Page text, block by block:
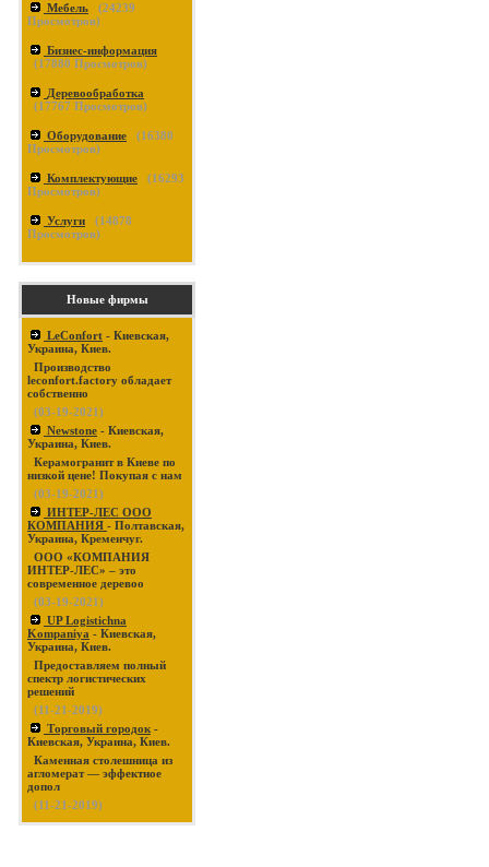
Мебель (24239
Просмотров)
Бизнес-информация
(17880 Просмотров)
Деревообработка
(17767 Просмотров)
Оборудование (16380
Просмотров)
Комплектующие (16293
Просмотров)
Услуги (14878
Просмотров)
Новые фирмы
LeConfort - Киевская,
Украина, Киев.
Производство
leconfort.factory обладает
собственно
(03-19-2021)
Newstone - Киевская,
Украина, Киев.
Керамогранит в Киеве по
низкой цене! Покупая с нам
(03-19-2021)
ИНТЕР-ЛЕС ООО
КОМПАНИЯ - Полтавская,
Украина, Кременчуг.
ООО «КОМПАНИЯ
ИНТЕР-ЛЕС» – это
современное деревоо
(03-19-2021)
UP Logistichna
Kompaniya - Киевская,
Украина, Киев.
Предоставляем полный
спектр логистических
решений
(11-21-2019)
Торговый городок -
Киевская, Украина, Киев.
Каменная столешница из
агломерат — эффектное
допол
(11-21-2019)